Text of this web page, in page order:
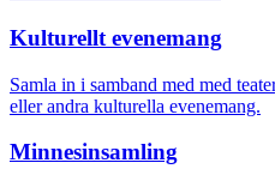
Kulturellt evenemang
Samla in i samband med med
eller andra kulturella evenemang.
Minnesinsamling